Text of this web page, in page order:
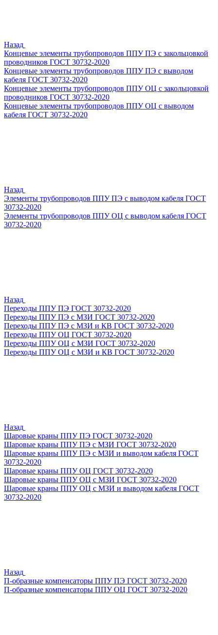
Назад
Концевые элементы трубопроводов ППУ ПЭ с закольцовкой
проводников ГОСТ 30732-2020
Концевые элементы трубопроводов ППУ ПЭ с выводом
кабеля ГОСТ 30732-2020
Концевые элементы трубопроводов ППУ ОЦ с закольцовкой
проводников ГОСТ 30732-2020
Концевые элементы трубопроводов ППУ ОЦ с выводом
кабеля ГОСТ 30732-2020
Назад
Элементы трубопроводов ППУ ПЭ с выводом кабеля ГОСТ
30732-2020
Элементы трубопроводов ППУ ОЦ с выводом кабеля ГОСТ
30732-2020
Назад
Переходы ППУ ПЭ ГОСТ 30732-2020
Переходы ППУ ПЭ с МЗИ ГОСТ 30732-2020
Переходы ППУ ПЭ с МЗИ и КВ ГОСТ 30732-2020
Переходы ППУ ОЦ ГОСТ 30732-2020
Переходы ППУ ОЦ с МЗИ ГОСТ 30732-2020
Переходы ППУ ОЦ с МЗИ и КВ ГОСТ 30732-2020
Назад
Шаровые краны ППУ ПЭ ГОСТ 30732-2020
Шаровые краны ППУ ПЭ с МЗИ ГОСТ 30732-2020
Шаровые краны ППУ ПЭ с МЗИ и выводом кабеля ГОСТ
30732-2020
Шаровые краны ППУ ОЦ ГОСТ 30732-2020
Шаровые краны ППУ ОЦ с МЗИ ГОСТ 30732-2020
Шаровые краны ППУ ОЦ с МЗИ и выводом кабеля ГОСТ
30732-2020
Назад
П-образные компенсаторы ППУ ПЭ ГОСТ 30732-2020
П-образные компенсаторы ППУ ОЦ ГОСТ 30732-2020